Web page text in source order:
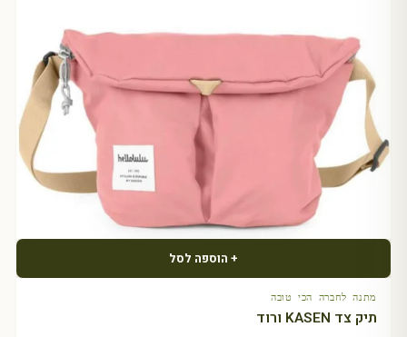
+ הוספה לסל
מתנה לחברה הכי טובה
תיק צד KASEN ורוד